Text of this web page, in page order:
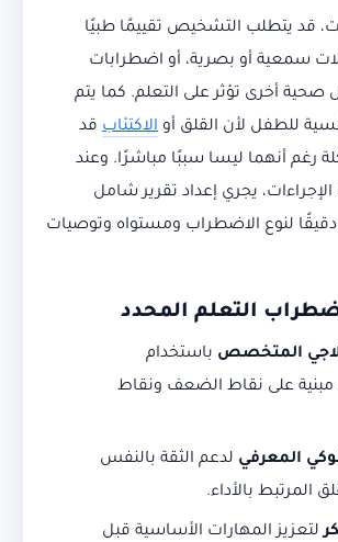
قد يتطلب التشخيص تقييمًا طبيًا
سمعية أو بصرية، أو اضطرابات
صحية أخرى تؤثر على التعلم. كما يتم
للطفل لأن القلق أو الاكتئاب قد
رغم أنهما ليسا سببًا مباشرًا. وعند
الإجراءات، يجري إعداد تقرير شامل
لنوع الاضطراب ومستواه وتوصيات
التعلم المحدد
المتخصص باستخدام
مبنية على نقاط الضعف ونقاط
المعرفي لدعم الثقة بالنفس
المرتبط بالأداء.
لتعزيز المهارات الأساسية قبل